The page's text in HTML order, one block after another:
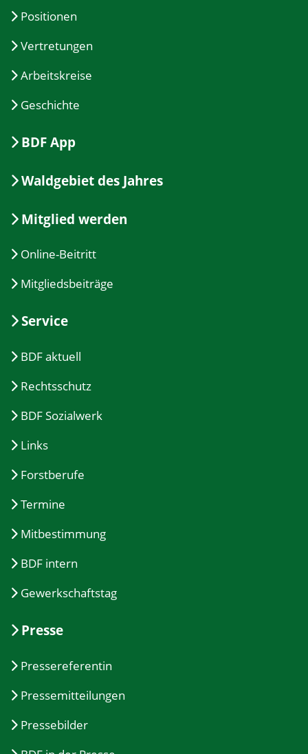
Positionen
Vertretungen
Arbeitskreise
Geschichte
BDF App
Waldgebiet des Jahres
Mitglied werden
Online-Beitritt
Mitgliedsbeiträge
Service
BDF aktuell
Rechtsschutz
BDF Sozialwerk
Links
Forstberufe
Termine
Mitbestimmung
BDF intern
Gewerkschaftstag
Presse
Pressereferentin
Pressemitteilungen
Pressebilder